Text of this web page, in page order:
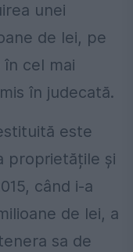
unei
de lei, pe
cel mai
în judecată.
este
proprietățile și
când i-a
de lei, a
sa de